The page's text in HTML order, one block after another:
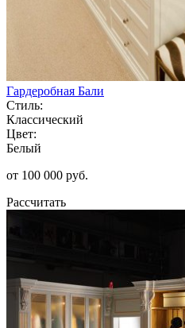
Гардеробная Бали
Стиль:
Классический
Цвет:
Белый
от 100 000 руб.
Рассчитать